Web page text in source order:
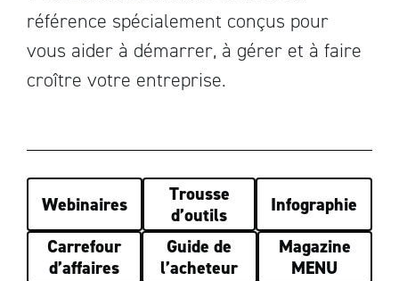
référence spécialement conçus pour
vous aider à démarrer, à gérer et à faire
croître votre entreprise.
Webinaires
Trousse
d’outils
Infographie
Carrefour
d’affaires
Guide de
l’acheteur
Magazine
MENU